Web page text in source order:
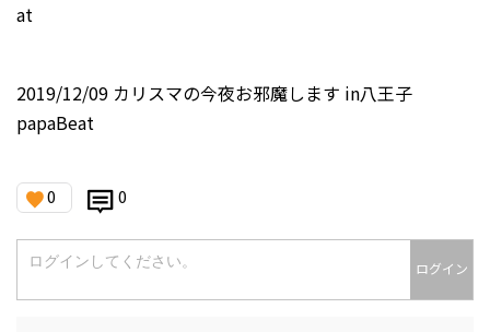
at
2019/12/09 カリスマの今夜お邪魔します in八王子
papaBeat
0 0
ログイン